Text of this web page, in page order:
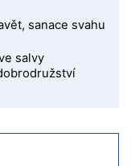
sanace svahu
salvy